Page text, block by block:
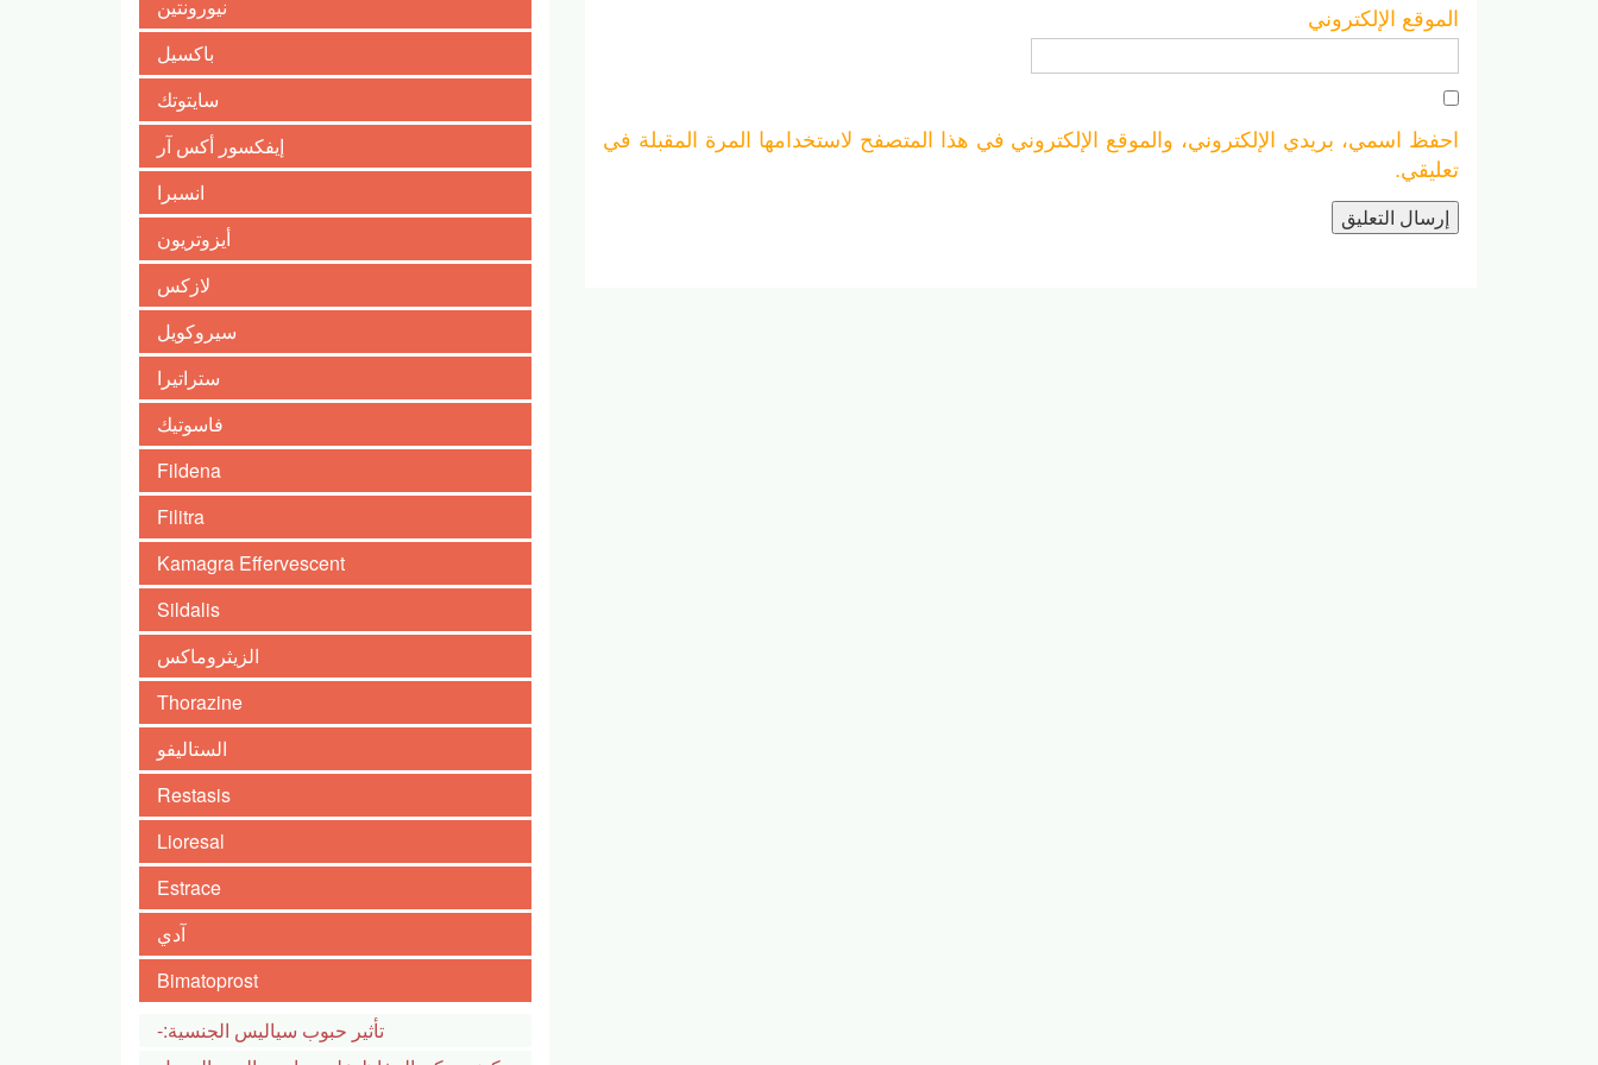
نيورونتين
باكسيل
سايتوتك
إيفكسور أكس آر
انسبرا
أيزوتريون
لازكس
سيروكويل
ستراتيرا
فاسوتيك
Fildena
Filitra
Kamagra Effervescent
Sildalis
الزيثروماكس
Thorazine
الستاليفو
Restasis
Lioresal
Estrace
آدي
Bimatoprost
تأثير حبوب سياليس الجنسية:-
الموقع الإلكتروني
احفظ اسمي، بريدي الإلكتروني، والموقع الإلكتروني في هذا المتصفح لاستخدامها المرة المقبلة في
تعليقي.